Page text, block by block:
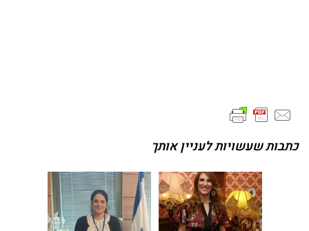
כתבות שעשויות לעניין אותך